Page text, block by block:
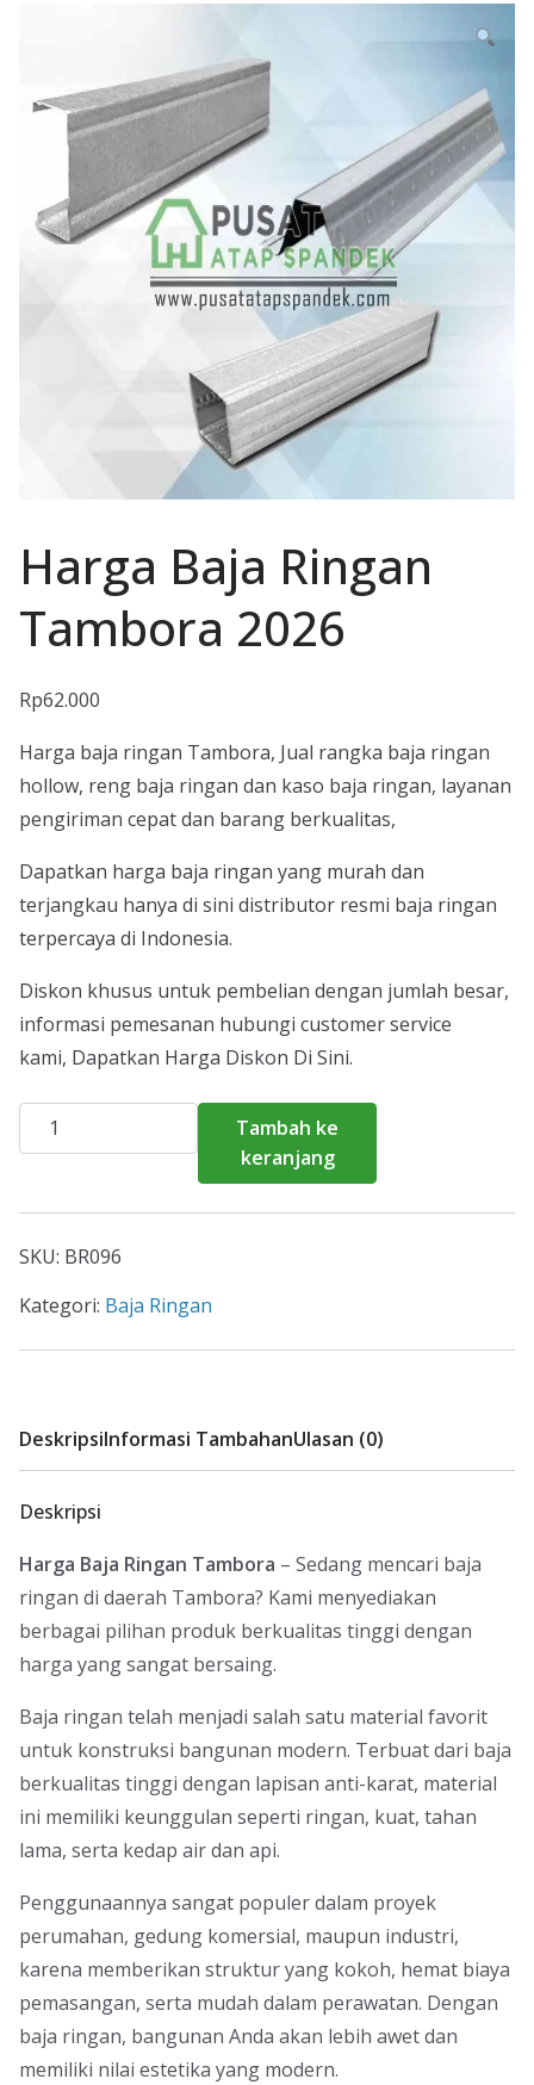
Harga Baja Ringan
Tambora 2026
Rp62.000
Harga baja ringan Tambora, Jual rangka baja ringan
hollow, reng baja ringan dan kaso baja ringan, layanan
pengiriman cepat dan barang berkualitas,
Dapatkan harga baja ringan yang murah dan
terjangkau hanya di sini distributor resmi baja ringan
terpercaya di Indonesia.
Diskon khusus untuk pembelian dengan jumlah besar,
informasi pemesanan hubungi customer service
kami, Dapatkan Harga Diskon Di Sini.
Kuantitas
Harga
2026
Tambah ke
keranjang
SKU: BR096
Kategori: Baja Ringan
DeskripsiInformasi TambahanUlasan (0)
Deskripsi
Harga Baja Ringan Tambora – Sedang mencari baja
ringan di daerah Tambora? Kami menyediakan
berbagai pilihan produk berkualitas tinggi dengan
harga yang sangat bersaing.
Baja ringan telah menjadi salah satu material favorit
untuk konstruksi bangunan modern. Terbuat dari baja
berkualitas tinggi dengan lapisan anti-karat, material
ini memiliki keunggulan seperti ringan, kuat, tahan
lama, serta kedap air dan api.
Penggunaannya sangat populer dalam proyek
perumahan, gedung komersial, maupun industri,
karena memberikan struktur yang kokoh, hemat biaya
pemasangan, serta mudah dalam perawatan. Dengan
baja ringan, bangunan Anda akan lebih awet dan
memiliki nilai estetika yang modern.